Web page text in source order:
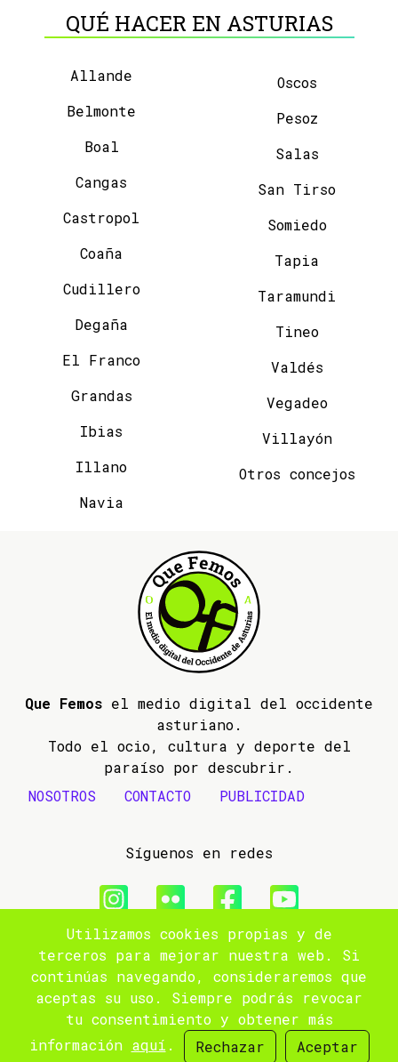
QUÉ HACER EN ASTURIAS
Allande
Belmonte
Boal
Cangas
Castropol
Coaña
Cudillero
Degaña
El Franco
Grandas
Ibias
Illano
Navia
Oscos
Pesoz
Salas
San Tirso
Somiedo
Tapia
Taramundi
Tineo
Valdés
Vegadeo
Villayón
Otros concejos
Que Femos el medio digital del occidente
asturiano.
Todo el ocio, cultura y deporte del
paraíso por descubrir.
NOSOTROS
CONTACTO PUBLICIDAD
Síguenos en redes
© 2009- 2026 Que Femos
Aviso legal
Política de privacidad
Utilizamos cookies propias y de
terceros para mejorar nuestra web. Si
continúas navegando, consideraremos que
aceptas su uso. Siempre podrás revocar
tu consentimiento y obtener más
información aquí . Rechazar Aceptar